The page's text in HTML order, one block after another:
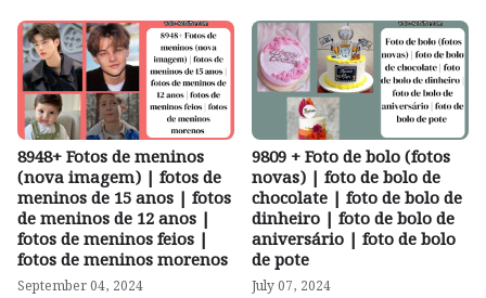
8948+ Fotos de meninos
(nova imagem) | fotos de
meninos de 15 anos | fotos
de meninos de 12 anos |
fotos de meninos feios |
fotos de meninos morenos
September 04, 2024
9809 + Foto de bolo (fotos
novas) | foto de bolo de
chocolate | foto de bolo de
dinheiro | foto de bolo de
aniversário | foto de bolo
de pote
July 07, 2024